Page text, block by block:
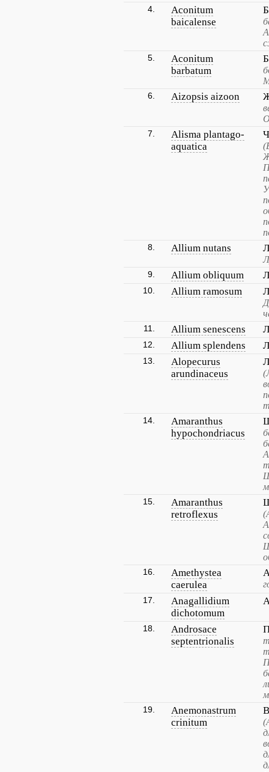
4.
Aconitum
baicalense
5.
Aconitum
barbatum
6. Aizopsis aizoon
7.
Alisma plantago-
aquatica
8. Allium nutans
9. Allium obliquum
10. Allium ramosum
11. Allium senescens
12. Allium splendens
13.
Alopecurus
arundinaceus
14.
Amaranthus
hypochondriacus
15.
Amaranthus
retroflexus
16.
Amethystea
caerulea
17.
Anagallidium
dichotomum
18.
Androsace
septentrionalis
19.
Anemonastrum
crinitum